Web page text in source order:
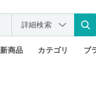
詳細検索
新商品 カテゴリ ブ